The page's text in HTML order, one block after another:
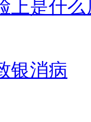
上是什么
银消病